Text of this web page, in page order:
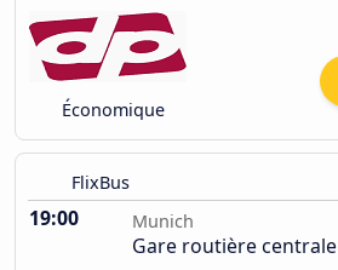
Économique
FlixBus
19:00 Munich
Gare routière centrale